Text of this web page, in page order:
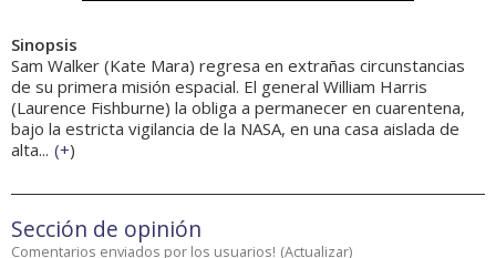
Sinopsis
Sam Walker (Kate Mara) regresa en extrañas circunstancias
de su primera misión espacial. El general William Harris
(Laurence Fishburne) la obliga a permanecer en cuarentena,
bajo la estricta vigilancia de la NASA, en una casa aislada de
alta... (+)
Sección de opinión
Comentarios enviados por los usuarios! (Actualizar)